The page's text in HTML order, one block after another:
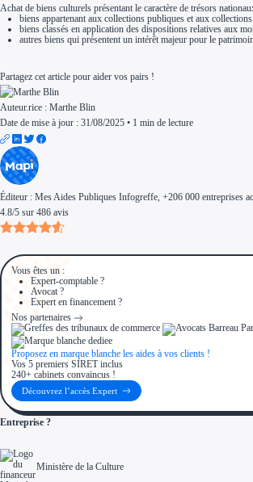
Nos partenaires
Contactez-nous
Achat de biens culturels présentant le caractère de trésors
biens appartenant aux collections publiques et aux
biens classés en application des dispositions relatives aux
autres biens qui présentent un intérêt majeur pour le
Partagez cet article pour aider vos pairs !
Auteur.rice : Marthe Blin
Date de mise à jour : 31/08/2025 • 1 min de lecture
Éditeur : Mes Aides Publiques Infogreffe , +206 000 entreprises
4.8/5 sur 486 avis
Vous êtes un :
Expert-comptable ?
Avocat ?
Expert en financement ?
Nos partenaires
Proposez en marque blanche les aides à vos clients !
Vos 5 premiers SIRET inclus
240+ cabinets convaincus !
Découvrez l’accès Expert
Entreprise ?
Ministère de la Culture